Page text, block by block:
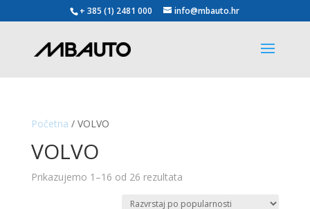
+ 385 (1) 2481 000 info@mbauto.hr
Početna / VOLVO
VOLVO
Prikazujemo 1–16 od 26 rezultataPoredano